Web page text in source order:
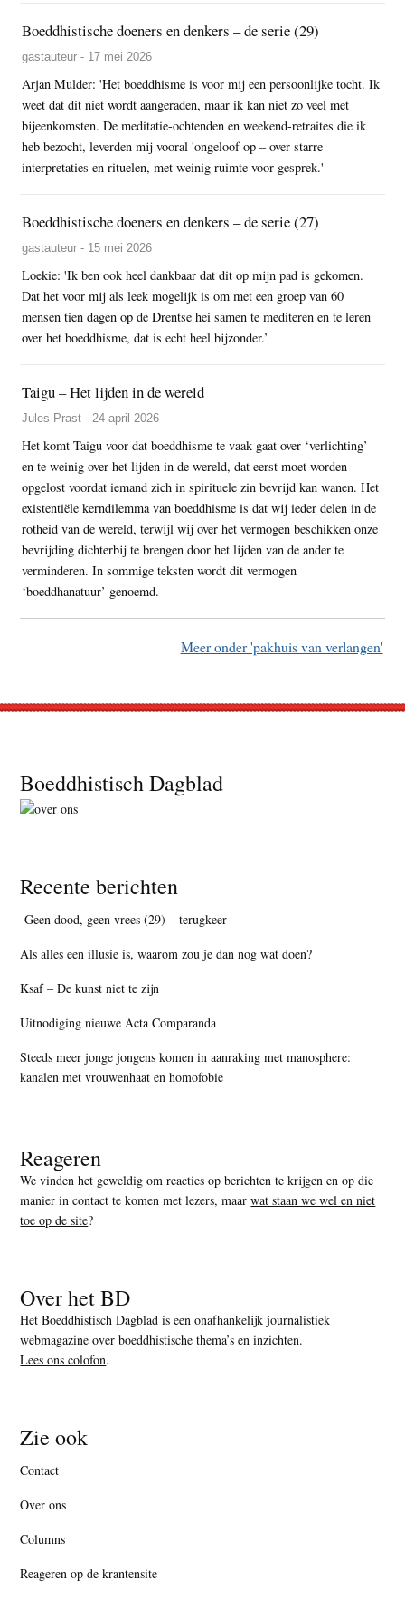
Boeddhistische doeners en denkers – de serie (29)
gastauteur - 17 mei 2026
Arjan Mulder: 'Het boeddhisme is voor mij een persoonlijke tocht. Ik
weet dat dit niet wordt aangeraden, maar ik kan niet zo veel met
bijeenkomsten. De meditatie-ochtenden en weekend-retraites die ik
heb bezocht, leverden mij vooral 'ongeloof op – over starre
interpretaties en rituelen, met weinig ruimte voor gesprek.'
Boeddhistische doeners en denkers – de serie (27)
gastauteur - 15 mei 2026
Loekie: 'Ik ben ook heel dankbaar dat dit op mijn pad is gekomen.
Dat het voor mij als leek mogelijk is om met een groep van 60
mensen tien dagen op de Drentse hei samen te mediteren en te leren
over het boeddhisme, dat is echt heel bijzonder.’
Taigu – Het lijden in de wereld
Jules Prast - 24 april 2026
Het komt Taigu voor dat boeddhisme te vaak gaat over ‘verlichting’
en te weinig over het lijden in de wereld, dat eerst moet worden
opgelost voordat iemand zich in spirituele zin bevrijd kan wanen. Het
existentiële kerndilemma van boeddhisme is dat wij ieder delen in de
rotheid van de wereld, terwijl wij over het vermogen beschikken onze
bevrijding dichterbij te brengen door het lijden van de ander te
verminderen. In sommige teksten wordt dit vermogen
‘boeddhanatuur’ genoemd.
Meer onder 'pakhuis van verlangen'
Footer
Boeddhistisch Dagblad
Recente berichten
Geen dood, geen vrees (29) – terugkeer
Als alles een illusie is, waarom zou je dan nog wat doen?
Ksaf – De kunst niet te zijn
Uitnodiging nieuwe Acta Comparanda
Steeds meer jonge jongens komen in aanraking met manosphere:
kanalen met vrouwenhaat en homofobie
Reageren
We vinden het geweldig om reacties op berichten te krijgen en op die
manier in contact te komen met lezers, maarwat staan we wel en niet
toe op de site?
Over het BD
Het Boeddhistisch Dagblad is een onafhankelijk journalistiek
webmagazine over boeddhistische thema’s en inzichten.
Lees ons colofon.
Zie ook
Contact
Over ons
Columns
Reageren op de krantensite